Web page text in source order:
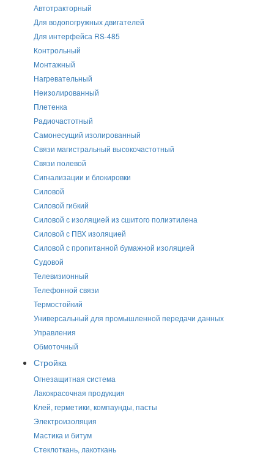
Автотракторный
Для водопогружных двигателей
Для интерфейса RS-485
Контрольный
Монтажный
Нагревательный
Неизолированный
Плетенка
Радиочастотный
Самонесущий изолированный
Связи магистральный высокочастотный
Связи полевой
Сигнализации и блокировки
Силовой
Силовой гибкий
Силовой с изоляцией из сшитого полиэтилена
Силовой с ПВХ изоляцией
Силовой с пропитанной бумажной изоляцией
Судовой
Телевизионный
Телефонной связи
Термостойкий
Универсальный для промышленной передачи данных
Управления
Обмоточный
Стройка
Огнезащитная система
Лакокрасочная продукция
Клей, герметики, компаунды, пасты
Электроизоляция
Мастика и битум
Стеклоткань, лакоткань